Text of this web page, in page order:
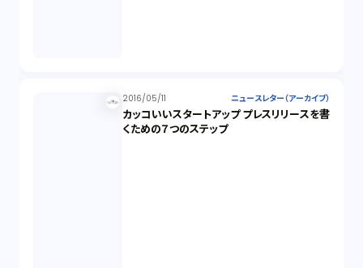
2016/05/11 ニュースレター（アーカイブ）
カッコいいスタートアップ プレスリリースを書
くための７つのステップ